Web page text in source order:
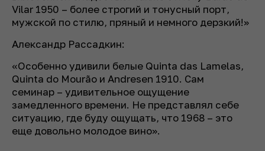
Vilar 1950 – более строгий и тонусный порт,
мужской по стилю, пряный и немного дерзкий!»
Александр Рассадкин:
«Особенно удивили белые Quinta das Lamelas,
Quinta do Mourão и Andresen 1910. Сам
семинар – удивительное ощущение
замедленного времени. Не представлял себе
ситуацию, где буду ощущать, что 1968 – это
еще довольно молодое вино».